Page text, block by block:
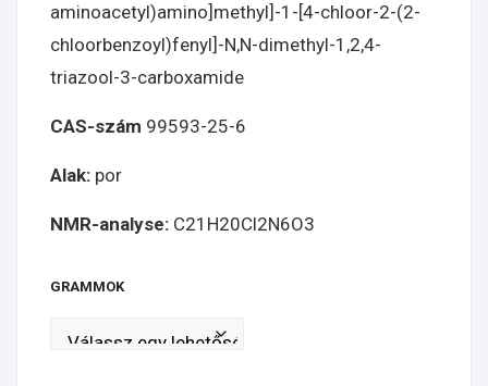
onli
ne
diaz
aminoacetyl)amino]methyl]-1-[4-chloor-2-(2-
chloorbenzoyl)fenyl]-N,N-dimethyl-1,2,4-
triazool-3-carboxamide
CAS-szám 99593-25-6
Alak: por
NMR-analyse: C21H20Cl2N6O3
GRAMMOK